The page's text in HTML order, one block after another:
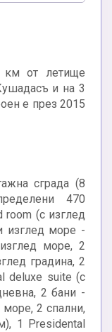
км от летище
и на 3
е през 2015
сграда (8
470
room (с изглед
изглед море -
море, 2
градина, 2
deluxe suite (с
2 бани -
2 спални,
1 Presidental